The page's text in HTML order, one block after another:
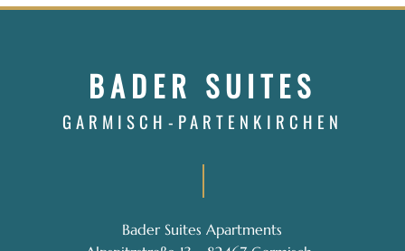
BADER SUITES
GARMISCH-PARTENKIRCHEN
Bader Suites Apartments